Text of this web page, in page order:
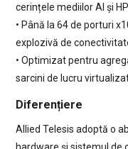
cerințele mediilor AI și
• Până la 64 de porturi
explozivă de
• Optimizat pentru
sarcini de lucru
Diferențiere
Allied Telesis adoptă o